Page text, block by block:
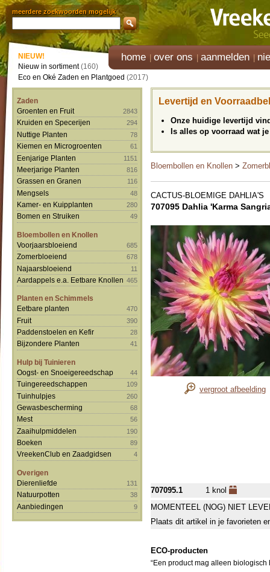
meerdere zoekwoorden mogelijk
home over ons aanmelden
NIEUW!
Nieuw in sortiment(160)
Eco en Oké Zaden en Plantgoed (2017)
Zaden
Groenten en Fruit
2843
Kruiden en Specerijen 294
Nuttige Planten 78
Kiemen en Microgroenten 61
Eenjarige Planten 1151
Meerjarige Planten 816
Grassen en Granen 116
Mengsels 48
Kamer- en Kuipplanten 280
Bomen en Struiken 49
Bloembollen en Knollen
Voorjaarsbloeiend
685
Zomerbloeiend 678
Najaarsbloeiend 11
Aardappels e.a. Eetbare Knollen 465
Planten en Schimmels
Eetbare planten
470
Fruit 390
Paddenstoelen en Kefir 28
Bijzondere Planten 41
Hulp bij Tuinieren
Oogst- en Snoeigereedschap
44
Tuingereedschappen 109
Tuinhulpjes 260
Gewasbescherming 68
Mest 56
Zaaihulpmiddelen 190
Boeken 89
VreekenClub en Zaadgidsen 4
Overigen
Dierenliefde
131
Natuurpotten 38
Aanbiedingen 9
Levertijd en
Onze huidige levertijd
Is alles op voorraad wat
Bloembollen en Knollen >
CACTUS-BLOEMIGE DAHLIA'S
707095 Dahlia 'Karma
vergroot afbeelding
707095.1
1 knol
MOMENTEEL (NOG) NIET
Plaats dit artikel in je favorieten
ECO-producten
“Een product mag alleen